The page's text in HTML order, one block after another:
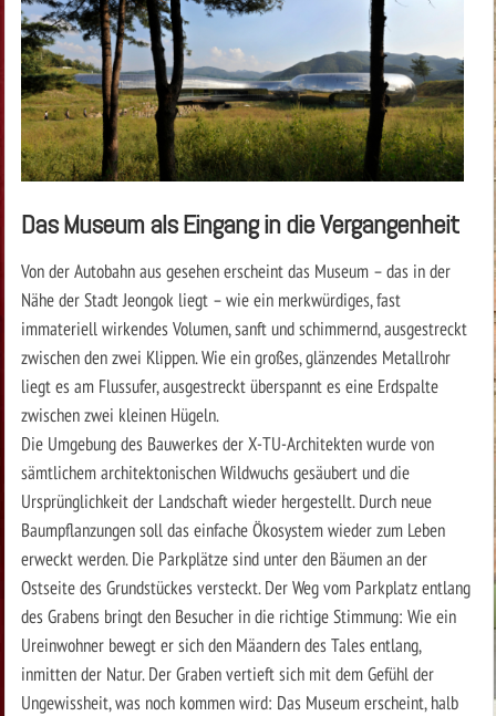
Das Museum als Eingang in die Vergangenheit
Von der Autobahn aus gesehen erscheint das Museum – das in der
Nähe der Stadt Jeongok liegt – wie ein merkwürdiges, fast
immateriell wirkendes Volumen, sanft und schimmernd, ausgestreckt
zwischen den zwei Klippen. Wie ein großes, glänzendes Metallrohr
liegt es am Flussufer, ausgestreckt überspannt es eine Erdspalte
zwischen zwei kleinen Hügeln.
Die Umgebung des Bauwerkes der X-TU-Architekten wurde von
sämtlichem architektonischen Wildwuchs gesäubert und die
Ursprünglichkeit der Landschaft wieder hergestellt. Durch neue
Baumpflanzungen soll das einfache Ökosystem wieder zum Leben
erweckt werden. Die Parkplätze sind unter den Bäumen an der
Ostseite des Grundstückes versteckt. Der Weg vom Parkplatz entlang
des Grabens bringt den Besucher in die richtige Stimmung: Wie ein
Ureinwohner bewegt er sich den Mäandern des Tales entlang,
inmitten der Natur. Der Graben vertieft sich mit dem Gefühl der
Ungewissheit, was noch kommen wird: Das Museum erscheint, halb